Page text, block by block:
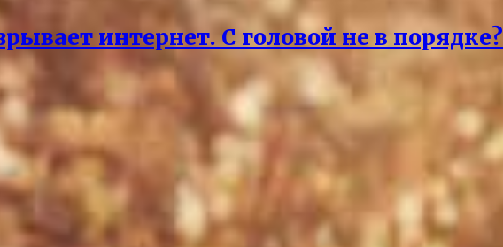
интернет. С головой не в порядке?